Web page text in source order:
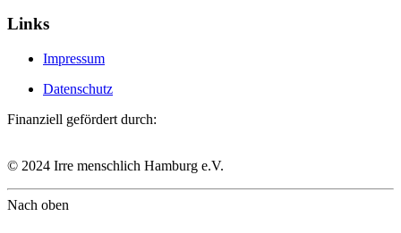
Links
Impressum
Datenschutz
Finanziell gefördert durch:
© 2024 Irre menschlich Hamburg e.V.
Nach oben